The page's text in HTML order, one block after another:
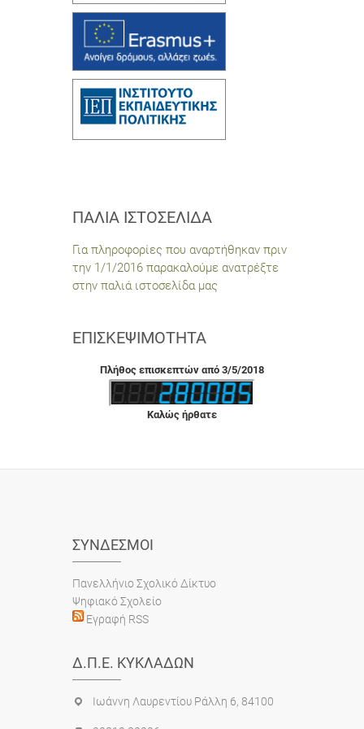
ΠΑΛΙΆ ΙΣΤΟΣΕΛΊΔΑ
Για πληροφορίες που αναρτήθηκαν πριν
την 1/1/2016 παρακαλούμε ανατρέξτε
στην παλιά ιστοσελίδα μας
ΕΠΙΣΚΕΨΙΜΌΤΗΤΑ
Πλήθος επισκεπτών από 3/5/2018
Καλώς ήρθατε
ΣΎΝΔΕΣΜΟΙ
Πανελλήνιο Σχολικό Δίκτυο
Ψηφιακό Σχολείο
Εγραφή RSS
Δ.Π.Ε. ΚΥΚΛΆΔΩΝ
Ιωάννη Λαυρεντίου Ράλλη 6, 84100